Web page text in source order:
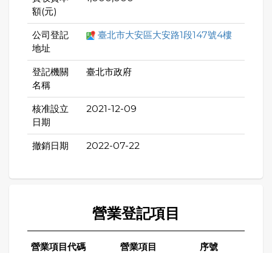
額(元)
公司登記
地址
臺北市大安區大安路1段147號4樓
登記機關
名稱
臺北市政府
核准設立
日期
2021-12-09
撤銷日期 2022-07-22
營業登記項目
營業項目代碼 營業項目 序號